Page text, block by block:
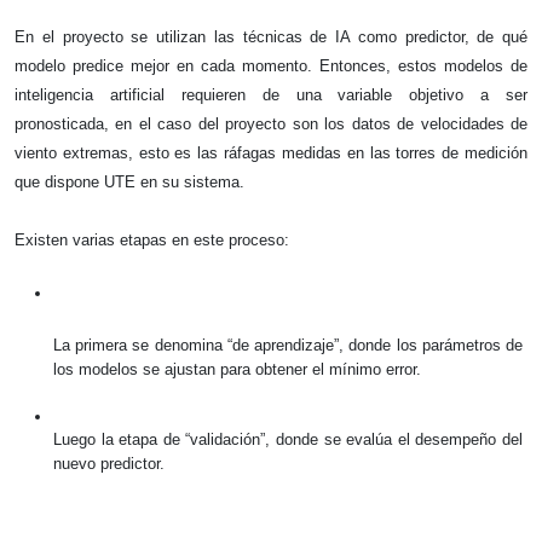
En el proyecto se utilizan las técnicas de IA como predictor, de qué
modelo predice mejor en cada momento. Entonces, estos modelos de
inteligencia artificial requieren de una variable objetivo a ser
pronosticada, en el caso del proyecto son los datos de velocidades de
viento extremas, esto es las ráfagas medidas en las torres de medición
que dispone UTE en su sistema.
Existen varias etapas en este proceso:
La primera se denomina “de aprendizaje”, donde los parámetros de
los modelos se ajustan para obtener el mínimo error.
Luego la etapa de “validación”, donde se evalúa el desempeño del
nuevo predictor.